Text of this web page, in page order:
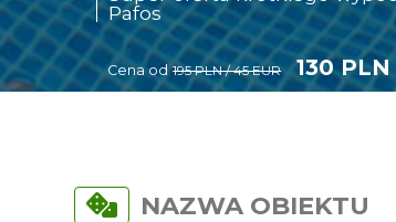
Pafos
Cena od 195 PLN / 45 EUR 130
NAZWA OBIEKTU